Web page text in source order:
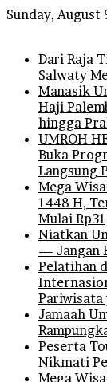
Sunday, August
Dari Raja
Salwaty
Manasik
Haji
hingga
UMROH
Buka
Langsung
Mega
1448 H,
Mulai
Niatkan
— Jangan
Pelatihan
Pariwisata
Jamaah
Peserta
Nikmati
Mega